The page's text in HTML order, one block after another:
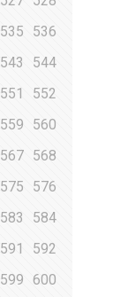
535
536
543
544
551
552
559
560
567 568
575
576
583
584
591
592
599
600